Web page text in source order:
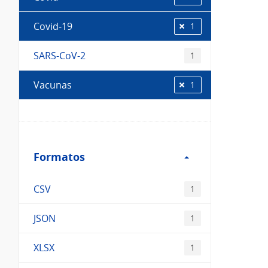
Covid-19 1
SARS-CoV-2 1
Vacunas 1
Formatos
Formatos
CSV 1
JSON 1
XLSX 1